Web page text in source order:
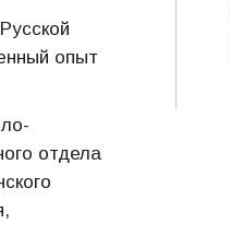
опыт
отдела